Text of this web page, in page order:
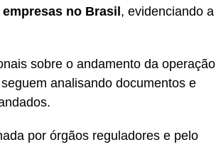
no Brasil, evidenciando a
sobre o andamento da operação
analisando documentos e
por órgãos reguladores e pelo